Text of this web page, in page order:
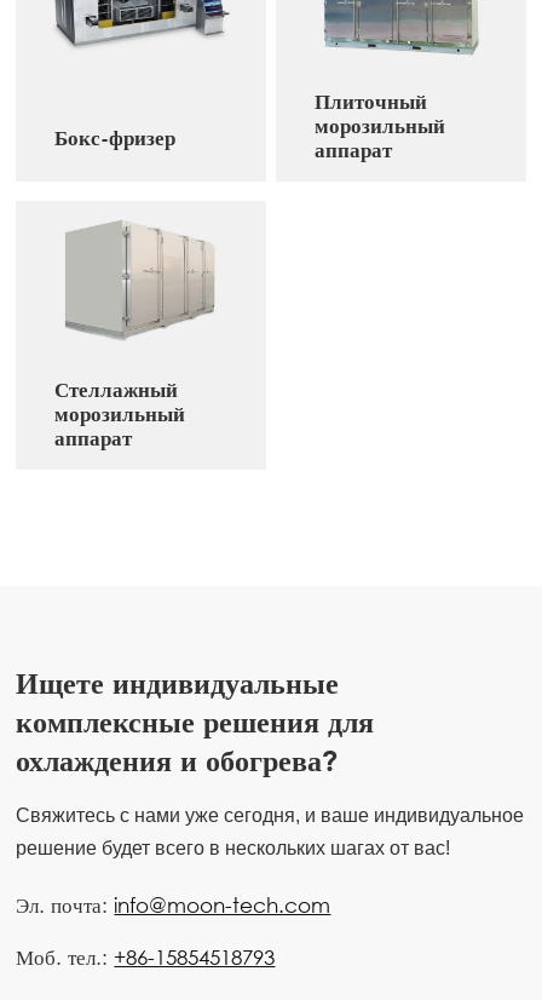
Бокс-фризер
Плиточный
морозильный
аппарат
Стеллажный
морозильный
аппарат
Ищете индивидуальные
комплексные решения для
охлаждения и обогрева?
Свяжитесь с нами уже сегодня, и ваше индивидуальное
решение будет всего в нескольких шагах от вас!
Эл. почта:info@moon-tech.com
Моб. тел.: +86-15854518793